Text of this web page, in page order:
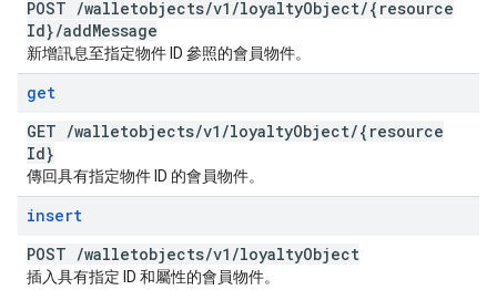
POST /walletobjects/v1 /loyaltyObject/{resource
Id}/addMessage
新增訊息至指定物件 ID 參照的會員物件。
get
GET /walletobjects/v1 /loyaltyObject/{resource
Id}
傳回具有指定物件 ID 的會員物件。
insert
POST /walletobjects/v1 /loyaltyObject
插入具有指定 ID 和屬性的會員物件。